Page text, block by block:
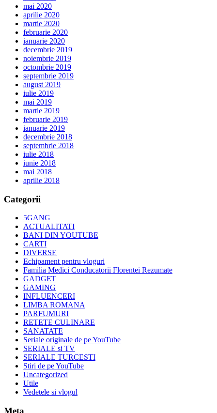
mai 2020
aprilie 2020
martie 2020
februarie 2020
ianuarie 2020
decembrie 2019
noiembrie 2019
octombrie 2019
septembrie 2019
august 2019
iulie 2019
mai 2019
martie 2019
februarie 2019
ianuarie 2019
decembrie 2018
septembrie 2018
iulie 2018
iunie 2018
mai 2018
aprilie 2018
Categorii
5GANG
ACTUALITATI
BANI DIN YOUTUBE
CARTI
DIVERSE
Echipament pentru vloguri
Familia Medici Conducatorii Florentei Rezumate
GADGET
GAMING
INFLUENCERI
LIMBA ROMANA
PARFUMURI
RETETE CULINARE
SANATATE
Seriale originale de pe YouTube
SERIALE si TV
SERIALE TURCESTI
Stiri de pe YouTube
Uncategorized
Utile
Vedetele si vlogul
Meta